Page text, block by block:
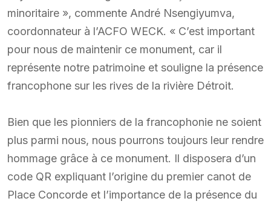
minoritaire », commente André Nsengiyumva,
coordonnateur à l’ACFO WECK. « C’est important
pour nous de maintenir ce monument, car il
représente notre patrimoine et souligne la présence
francophone sur les rives de la rivière Détroit.
Bien que les pionniers de la francophonie ne soient
plus parmi nous, nous pourrons toujours leur rendre
hommage grâce à ce monument. Il disposera d’un
code QR expliquant l’origine du premier canot de
Place Concorde et l’importance de la présence du